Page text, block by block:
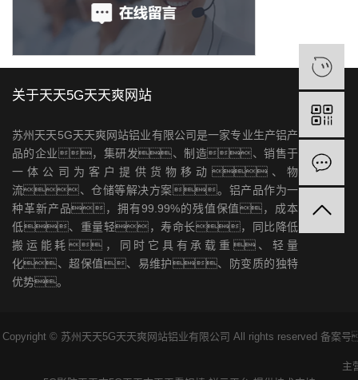
关于天天5G天天爽网站
苏州天天5G天天爽网站铝业有限公司是一家专业生产铝产
品的企业，集研发、制造、销售于
一体公司为客户提供货物移动、物
流、仓储等解决方案。铝产品作为一
种革新产品，拥有99.99%的残值保值，成本
低、重量轻，寿命长，同比降低
搬运能耗，同时它具有承载重、轻量
化、超保值、易维护、防变质的独特
优势。
Copyright © 苏州天天5G天天爽网站铝业有限公司 All rights reserved 备
主